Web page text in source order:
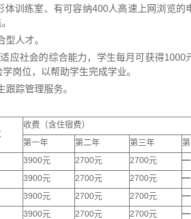
训练室、有可容纳400人高速上网浏览的
人才。
应社会的综合能力，学生每月可获得1000
岗位，以帮助学生完成学业。
踪管理服务。
收费（含住宿费）
第一年
第二年 第三年
3900元 2700元 2700元
━
3900元 2700元 2700元
━
3900元 2700元 2700元
━
3900元 2700元 2700元
━